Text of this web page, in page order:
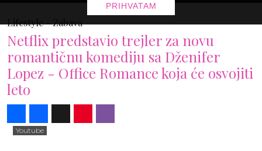
Lifestyle -Zabava
Netflix predstavio trejler za novu
romantičnu komediju sa Dženifer
Lopez - Office Romance koja će osvojiti
leto
Youtube
PRIHVATAM